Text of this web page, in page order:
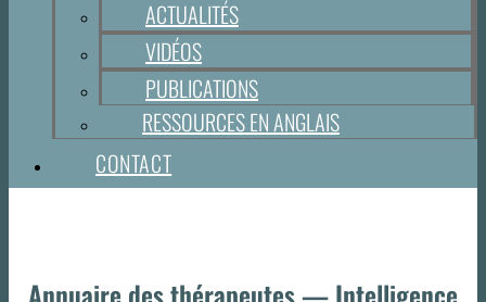
ACTUALITÉS
VIDÉOS
PUBLICATIONS
RESSOURCES EN ANGLAIS
CONTACT